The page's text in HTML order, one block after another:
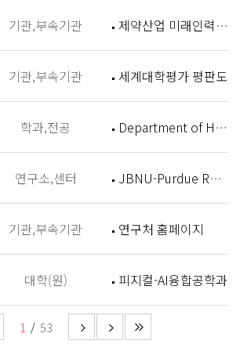
기관,부속기관 제약산업 미래인력 양성센터 홈페이지
기관,부속기관 세계대학평가 평판도
학과,전공 Department of History
연구소,센터 JBNU-Purdue Research Institute (JPRI)
기관,부속기관 연구처 홈페이지
대학(원) 피지컬-AI융합공학과
1 53